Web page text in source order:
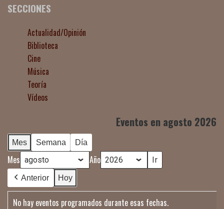
SECCIONES
Actualidad/Opinión
Biblioteca
Cine
Música
Teoría
Vídeos
Eventos en agosto 2026
Mes Semana Día
Mes Año
Anterior Hoy
No hay eventos programados durante esas fechas.